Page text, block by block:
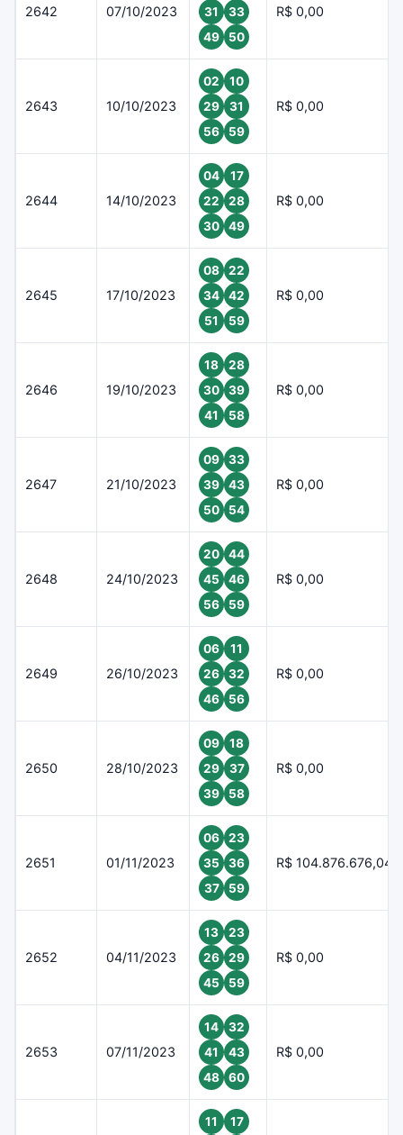
2642 07/10/2023 31
33
49
50
R$ 0,00
2643 10/10/2023
02
10
29
31
56
59
R$ 0,00
2644 14/10/2023
04
17
22
28
30
49
R$ 0,00
2645 17/10/2023
08
22
34
42
51
59
R$ 0,00
2646 19/10/2023
18
28
30
39
41
58
R$ 0,00
2647 21/10/2023
09
33
39
43
50
54
R$ 0,00
2648 24/10/2023
20
44
45
46
56
59
R$ 0,00
2649 26/10/2023
06
11
26
32
46
56
R$ 0,00
2650 28/10/2023
09
18
29
37
39
58
R$ 0,00
2651 01/11/2023
06
23
35
36
37
59
R$ 104.876.676,04
2652 04/11/2023
13
23
26
29
45
59
R$ 0,00
2653 07/11/2023
14
32
41
43
48
60
R$ 0,00
11
17